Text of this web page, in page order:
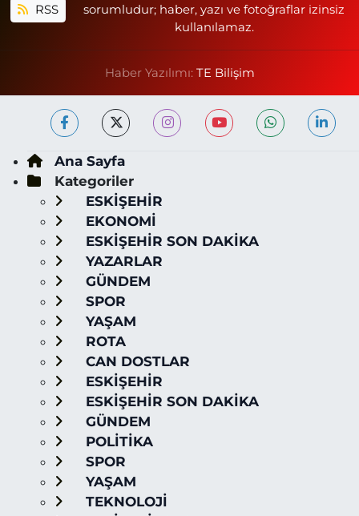
RSS
sorumludur; haber, yazı ve fotoğraflar izinsiz
kullanılamaz.
Haber Yazılımı: TE Bilişim
Ana Sayfa
Kategoriler
ESKİŞEHİR
EKONOMİ
ESKİŞEHİR SON DAKİKA
YAZARLAR
GÜNDEM
SPOR
YAŞAM
ROTA
CAN DOSTLAR
ESKİŞEHİR
ESKİŞEHİR SON DAKİKA
GÜNDEM
POLİTİKA
SPOR
YAŞAM
TEKNOLOJİ